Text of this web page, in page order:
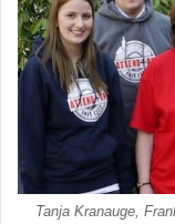
Tanja Kranauge,